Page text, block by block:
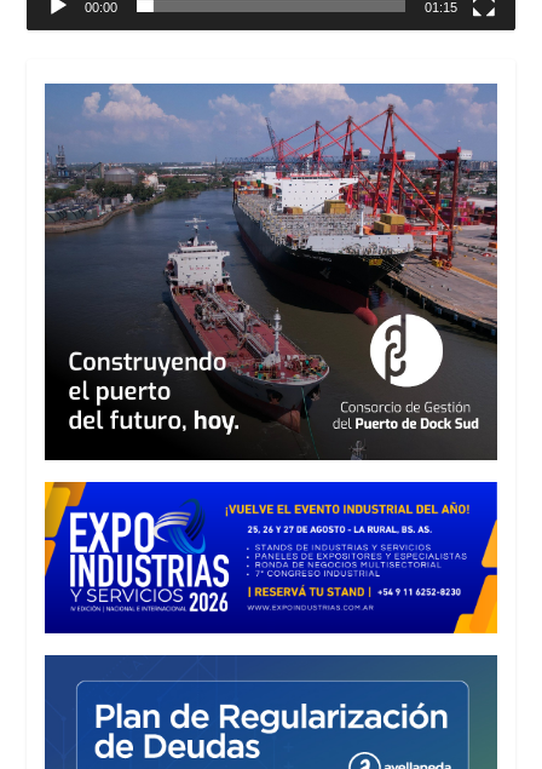
00:00 01:15